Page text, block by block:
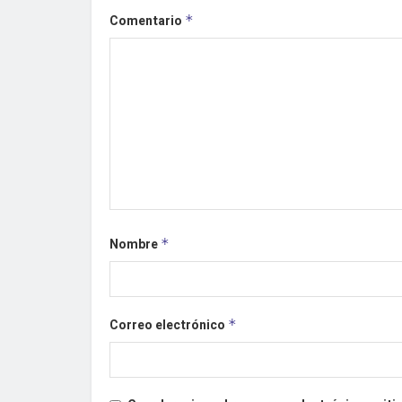
Comentario *
Nombre *
Correo electrónico *